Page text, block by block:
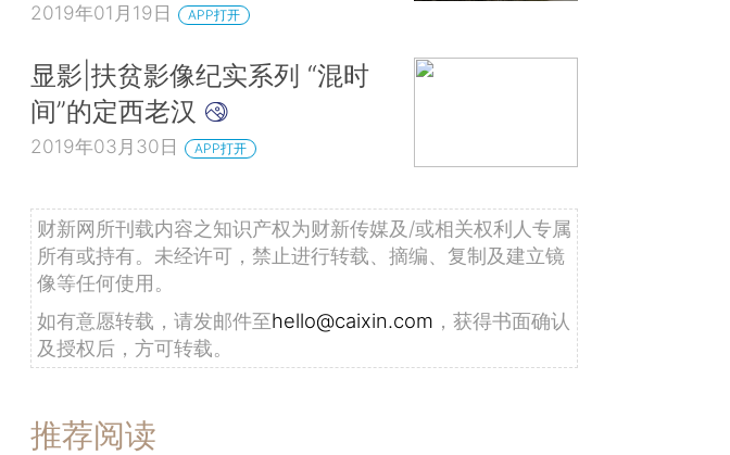
2019年01月19日 APP打开
显影|扶贫影像纪实系列 “混时
间”的定西老汉
2019年03月30日 APP打开
财新网所刊载内容之知识产权为财新传媒及/或相关权利人专属
所有或持有。未经许可，禁止进行转载、摘编、复制及建立镜
像等任何使用。
如有意愿转载，请发邮件至hello@caixin.com ，获得书面确认
及授权后，方可转载。
推荐阅读